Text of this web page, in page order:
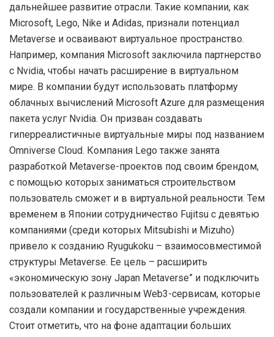
дальнейшее развитие отрасли. Такие компании, как
Microsoft, Lego, Nike и Adidas, признали потенциал
Metaverse и осваивают виртуальное пространство.
Например, компания Microsoft заключила партнерство
с Nvidia, чтобы начать расширение в виртуальном
мире. В компании будут использовать платформу
облачных вычислений Microsoft Azure для размещения
пакета услуг Nvidia. Он призван создавать
гиперреалистичные виртуальные миры под названием
Omniverse Cloud. Компания Lego также занята
разработкой Metaverse-проектов под своим брендом,
с помощью которых заниматься строительством
пользователь сможет и в виртуальной реальности. Тем
временем в Японии сотрудничество Fujitsu с девятью
компаниями (среди которых Mitsubishi и Mizuho)
привело к созданию Ryugukoku – взаимосовместимой
структуры Metaverse. Ее цель – расширить
«экономическую зону Japan Metaverse” и подключить
пользователей к различным Web3-сервисам, которые
создали компании и государственные учреждения.
Стоит отметить, что на фоне адаптации больших